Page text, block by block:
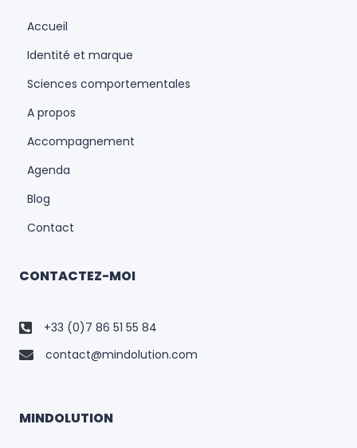
Accueil
Identité et marque
Sciences comportementales
A propos
Accompagnement
Agenda
Blog
Contact
CONTACTEZ-MOI
+33 (0)7 86 51 55 84
contact@mindolution.com
MINDOLUTION